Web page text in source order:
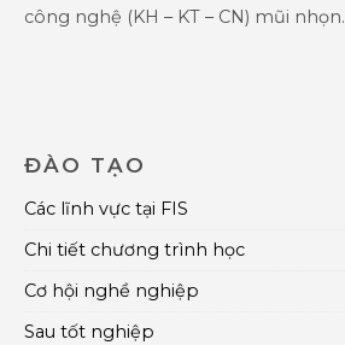
công nghệ (KH – KT – CN) mũi nhọn.
ĐÀO TẠO
Các lĩnh vực tại FIS
Chi tiết chương trình học
Cơ hội nghề nghiệp
Sau tốt nghiệp